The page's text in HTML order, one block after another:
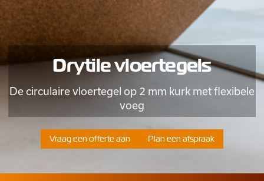
Drytile vloertegels
De circulaire vloertegel op 2 mm kurk met flexibele
voeg
Vraag een offerte aan Plan een afspraak